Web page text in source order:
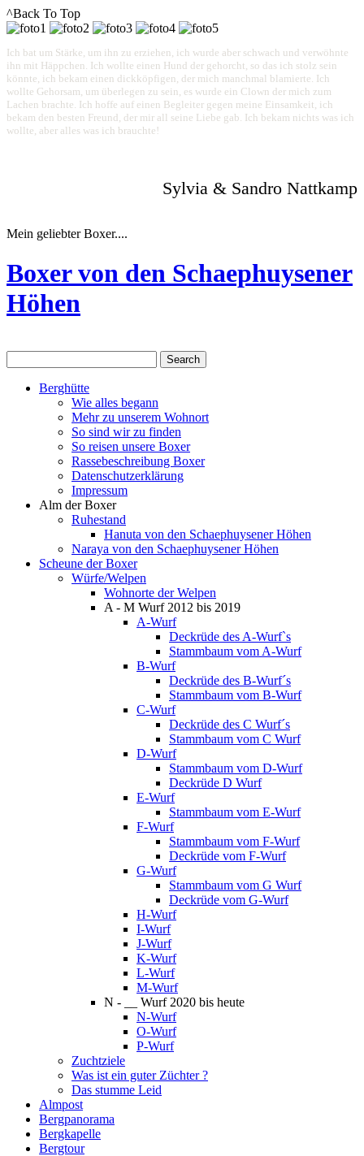
^Back To Top
Ich bat um Stärke, um ihn zu erziehen, ich wurde aber schwach und verwöhnte
ihn mit Häppchen. Ich wollte einen Hund der gehorcht, so das ich stolz sein
könnte, ich bekam einen dickköpfigen, der mich manchmal blamierte. Ich
wollte Gehorsam, um überlegen zu sein, es wurde ein Clown der mich zum
Lachen brachte. Ich hoffe auf einen Begleiter gegen meine Einsamkeit, ich
bekam den besten Freund, der mir all seine Liebe gab. Ich bekam nichts was ich
wollte, aber alles was ich brauchte!
Sylvia & Sandro Nattkamp
Mein geliebter Boxer....
Boxer von den Schaephuysener
Höhen
Berghütte
Wie alles begann
Mehr zu unserem Wohnort
So sind wir zu finden
So reisen unsere Boxer
Rassebeschreibung Boxer
Datenschutzerklärung
Impressum
Alm der Boxer
Ruhestand
Hanuta von den Schaephuysener Höhen
Naraya von den Schaephuysener Höhen
Scheune der Boxer
Würfe/Welpen
Wohnorte der Welpen
A - M Wurf 2012 bis 2019
A-Wurf
Deckrüde des A-Wurf`s
Stammbaum vom A-Wurf
B-Wurf
Deckrüde des B-Wurf´s
Stammbaum vom B-Wurf
C-Wurf
Deckrüde des C Wurf´s
Stammbaum vom C Wurf
D-Wurf
Stammbaum vom D-Wurf
Deckrüde D Wurf
E-Wurf
Stammbaum vom E-Wurf
F-Wurf
Stammbaum vom F-Wurf
Deckrüde vom F-Wurf
G-Wurf
Stammbaum vom G Wurf
Deckrüde vom G-Wurf
H-Wurf
I-Wurf
J-Wurf
K-Wurf
L-Wurf
M-Wurf
N - __ Wurf 2020 bis heute
N-Wurf
O-Wurf
P-Wurf
Zuchtziele
Was ist ein guter Züchter ?
Das stumme Leid
Almpost
Bergpanorama
Bergkapelle
Bergtour